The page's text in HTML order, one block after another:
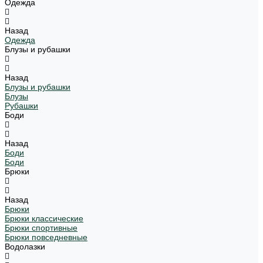
Одежда
Назад
Одежда
Блузы и рубашки
Назад
Блузы и рубашки
Блузы
Рубашки
Боди
Назад
Боди
Боди
Брюки
Назад
Брюки
Брюки классические
Брюки спортивные
Брюки повседневные
Водолазки